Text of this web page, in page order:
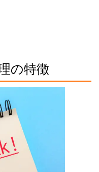
の特徴